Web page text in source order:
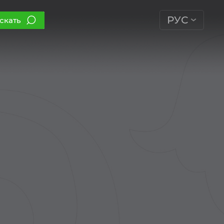
РУС